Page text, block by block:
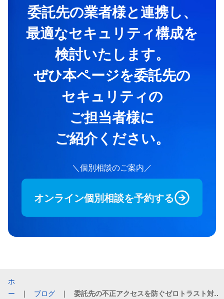
委託先の​業者様と​連携し、​
最適な​セキュリティ構成を​
検討いたします。
ぜひ本ページを​委託先の​
セキュリティの​
ご担当者様に​
ご紹介ください。
＼個別相談の​ご案内／
オンライン個別相談を予約する
ホ
ー
｜ ブログ ｜ 委託先の不正アクセスを防ぐゼロトラスト対策をご紹介